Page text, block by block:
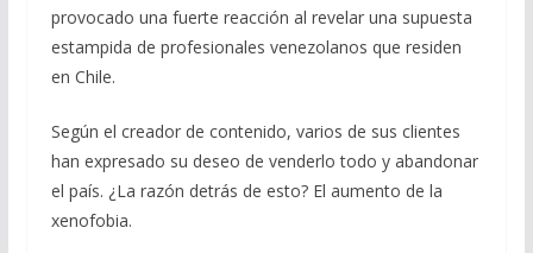
provocado una fuerte reacción al revelar una supuesta
estampida de profesionales venezolanos que residen
en Chile.
Según el creador de contenido, varios de sus clientes
han expresado su deseo de venderlo todo y abandonar
el país. ¿La razón detrás de esto? El aumento de la
xenofobia.